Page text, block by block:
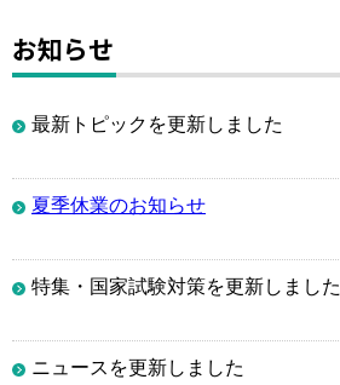
お知らせ
最新トピックを更新しました
夏季休業のお知らせ
特集・国家試験対策を更新しました
ニュースを更新しました